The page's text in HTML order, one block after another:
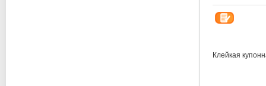
Клейкая